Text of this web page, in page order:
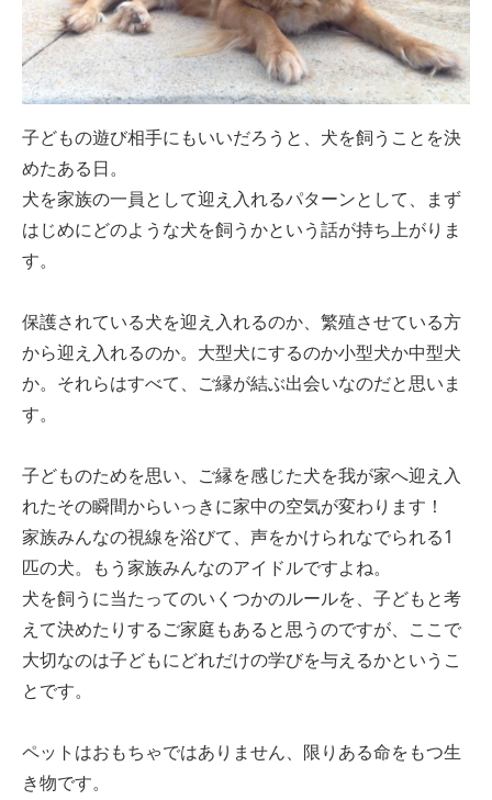
子どもの遊び相手にもいいだろうと、犬を飼うことを決
めたある日。
犬を家族の一員として迎え入れるパターンとして、まず
はじめにどのような犬を飼うかという話が持ち上がりま
す。
保護されている犬を迎え入れるのか、繁殖させている方
から迎え入れるのか。大型犬にするのか小型犬か中型犬
か。それらはすべて、ご縁が結ぶ出会いなのだと思いま
す。
子どものためを思い、ご縁を感じた犬を我が家へ迎え入
れたその瞬間からいっきに家中の空気が変わります！
家族みんなの視線を浴びて、声をかけられなでられる1
匹の犬。もう家族みんなのアイドルですよね。
犬を飼うに当たってのいくつかのルールを、子どもと考
えて決めたりするご家庭もあると思うのですが、ここで
大切なのは子どもにどれだけの学びを与えるかというこ
とです。
ペットはおもちゃではありません、限りある命をもつ生
き物です。